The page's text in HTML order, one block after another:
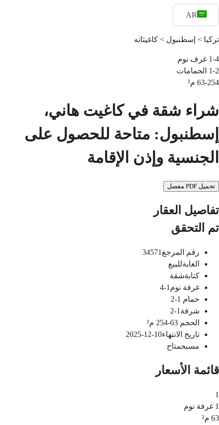
AR
تركيا > إسطنبول > كاغيثانه
1-4 غرف نوم
1-2 الحمامات
63-254 م²
شراء شقة في كاغيت هاني،
إسطنبول: متاحة للحصول على
الجنسية وإذن الإقامة
تحميل PDF مفصل
تفاصيل العقار
تم التحقق
رقم المرجع 34571
الغايةللبيع
كتابةشقة
غرفة نوم 1-4
حمام 1-2
شرفة 1-2
الحجم 63-254
م²
تاريخ الانتهاء10-12-2025
مسبحمتاح
قائمة الأسعار
1
1 غرفة نوم
63 م²